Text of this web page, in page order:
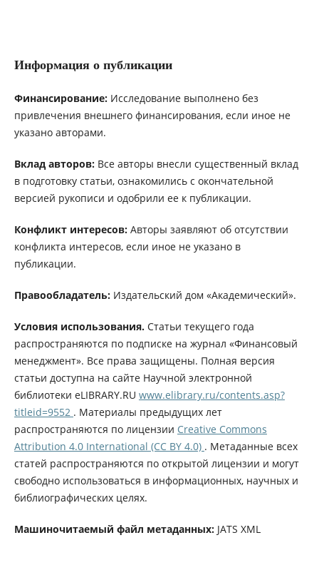
Информация о публикации
Финансирование:Исследование выполнено без
привлечения внешнего финансирования, если иное не
указано авторами.
Вклад авторов:Все авторы внесли существенный вклад
в подготовку статьи, ознакомились с окончательной
версией рукописи и одобрили ее к публикации.
Конфликт интересов:Авторы заявляют об отсутствии
конфликта интересов, если иное не указано в
публикации.
Правообладатель:Издательский дом «Академический».
Условия использования.Статьи текущего года
распространяются по подписке на журнал «Финансовый
менеджмент». Все права защищены. Полная версия
статьи доступна на сайте Научной электронной
библиотеки eLIBRARY.RU www.elibrary.ru/contents.asp?
titleid=9552 . Материалы предыдущих лет
распространяются по лицензии Creative Commons
Attribution 4.0 International (CC BY 4.0) . Метаданные всех
статей распространяются по открытой лицензии и могут
свободно использоваться в информационных, научных и
библиографических целях.
Машиночитаемый файл метаданных:JATS XML